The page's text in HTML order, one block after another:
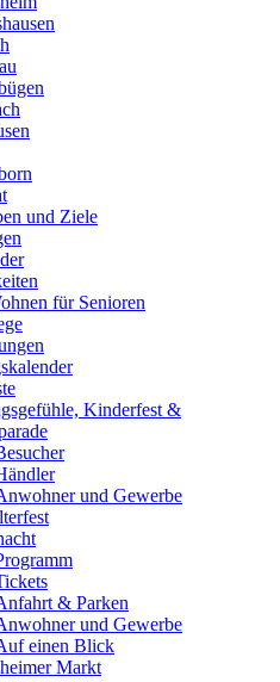
und Ziele
für Senioren
Kinderfest &
und Gewerbe
& Parken
und Gewerbe
einen Blick
Markt